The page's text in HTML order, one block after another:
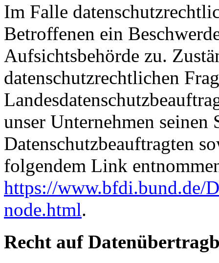
Im Falle
Betroffenen ein
Aufsichtsbehörde zu.
datenschutzrechtlichen
unser Unternehmen
Datenschutzbeauftragten
folgendem Link
https://www.bfdi.bund.de/
node.html.
Recht auf